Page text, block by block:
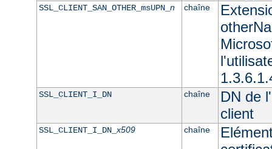
SSL_CLIENT_SAN_OTHER_msUPN_ n chaîne
SSL_CLIENT_I_DN chaîne
DN de
client
SSL_CLIENT_I_DN_x509 chaîne